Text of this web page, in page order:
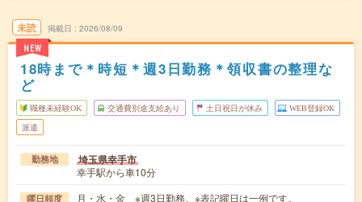
未読
NEW
掲載日 2026/08/09
18時まで＊時短＊週3日勤務＊領収書の整理な
ど
職種未経験OK 交通費別途支給あり 土日祝日が休み WEB登録OK
派遣
勤務地 埼玉県幸手市
幸手駅から車10分
曜日頻度 月・水・金 ※週3日勤務。※表記曜日は一例です。